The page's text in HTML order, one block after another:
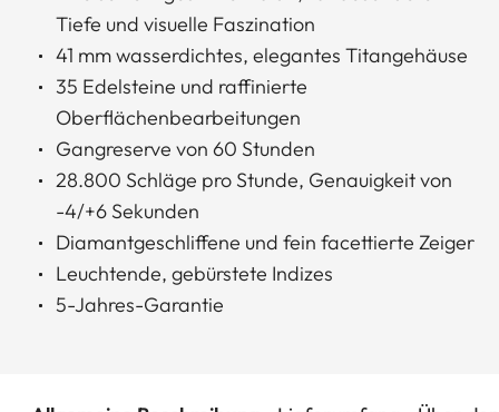
Tiefe und visuelle Faszination
41 mm wasserdichtes, elegantes Titangehäuse
35 Edelsteine und raffinierte
Oberflächenbearbeitungen
Gangreserve von 60 Stunden
28.800 Schläge pro Stunde, Genauigkeit von
-4/+6 Sekunden
Diamantgeschliffene und fein facettierte Zeiger
Leuchtende, gebürstete Indizes
5-Jahres-Garantie